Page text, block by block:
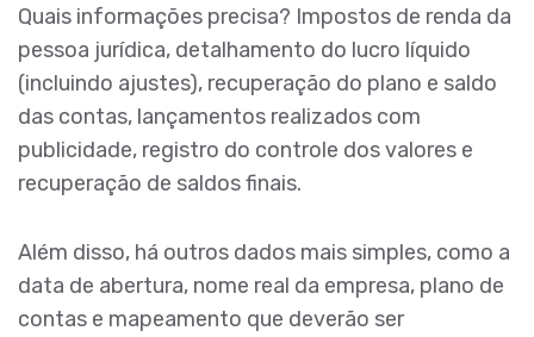
Quais informações precisa? Impostos de renda da
pessoa jurídica, detalhamento do lucro líquido
(incluindo ajustes), recuperação do plano e saldo
das contas, lançamentos realizados com
publicidade, registro do controle dos valores e
recuperação de saldos finais.
Além disso, há outros dados mais simples, como a
data de abertura, nome real da empresa, plano de
contas e mapeamento que deverão ser